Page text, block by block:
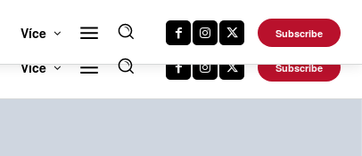
DALŠÍ WEBY
Více Subscribe